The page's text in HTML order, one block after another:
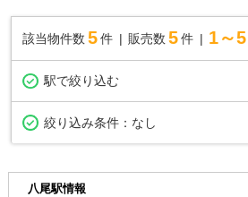
該当物件数 5件 販売数 5 件 1～5
駅で絞り込む
絞り込み条件： なし
八尾駅情報